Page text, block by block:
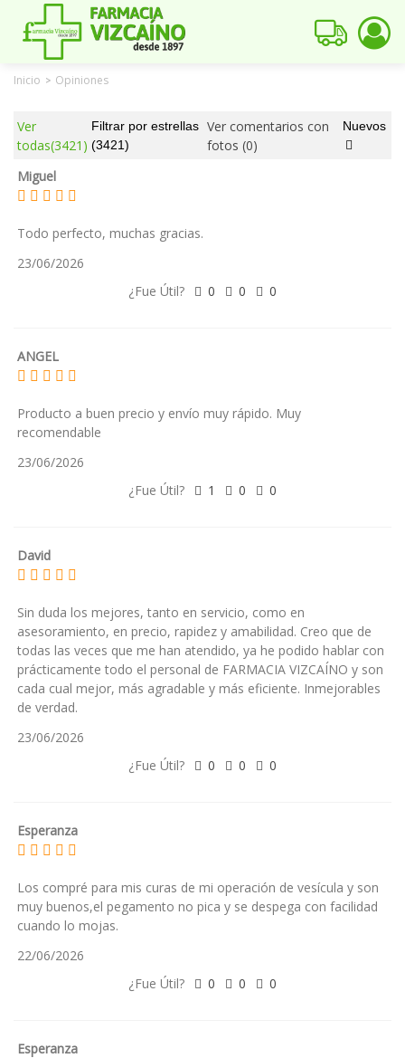
Inicio > Opiniones
Ver
todas(3421)
Filtrar por estrellas
(3421)
Ver comentarios con
fotos (0)
Nuevos
Miguel
Todo perfecto, muchas gracias.
23/06/2026
¿Fue Útil?
0 0 0
ANGEL
Producto a buen precio y envío muy rápido. Muy
recomendable
23/06/2026
¿Fue Útil?
1 0 0
David
Sin duda los mejores, tanto en servicio, como en
asesoramiento, en precio, rapidez y amabilidad. Creo que de
todas las veces que me han atendido, ya he podido hablar con
prácticamente todo el personal de FARMACIA VIZCAÍNO y son
cada cual mejor, más agradable y más eficiente. Inmejorables
de verdad.
23/06/2026
¿Fue Útil?
0 0 0
Esperanza
Los compré para mis curas de mi operación de vesícula y son
muy buenos,el pegamento no pica y se despega con facilidad
cuando lo mojas.
22/06/2026
¿Fue Útil?
0 0 0
Esperanza